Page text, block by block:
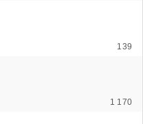
139
1 170